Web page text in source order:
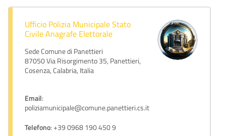
Ufficio Polizia Municipale Stato
Civile Anagrafe Elettorale
Sede Comune di Panettieri
87050 Via Risorgimento 35, Panettieri,
Cosenza, Calabria, Italia
Email:
poliziamunicipale@comune.panettieri.cs.it
Telefono: +39 0968 190 450 9